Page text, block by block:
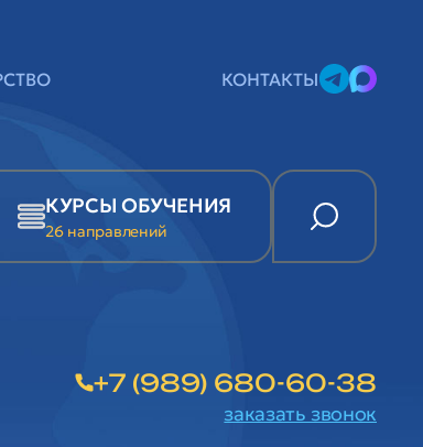
КОНТАКТЫ
КУРСЫ ОБУЧЕНИЯ
26 направлений
+7 (989) 680-60-38
заказать звонок